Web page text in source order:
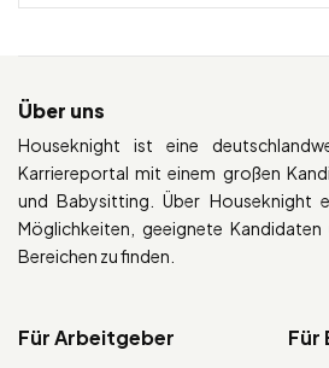
Über uns
Houseknight ist eine
Karriereportal mit einem großen
und Babysitting. Über Houseknight
Möglichkeiten, geeignete
Bereichen zu finden.
Für Arbeitgeber Für